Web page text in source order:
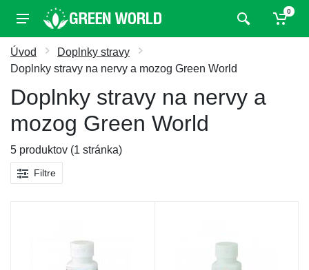
0
Úvod
Doplnky stravy
Doplnky stravy na nervy a mozog Green World
Doplnky stravy na nervy a
mozog Green World
5 produktov (1 stránka)
Filtre